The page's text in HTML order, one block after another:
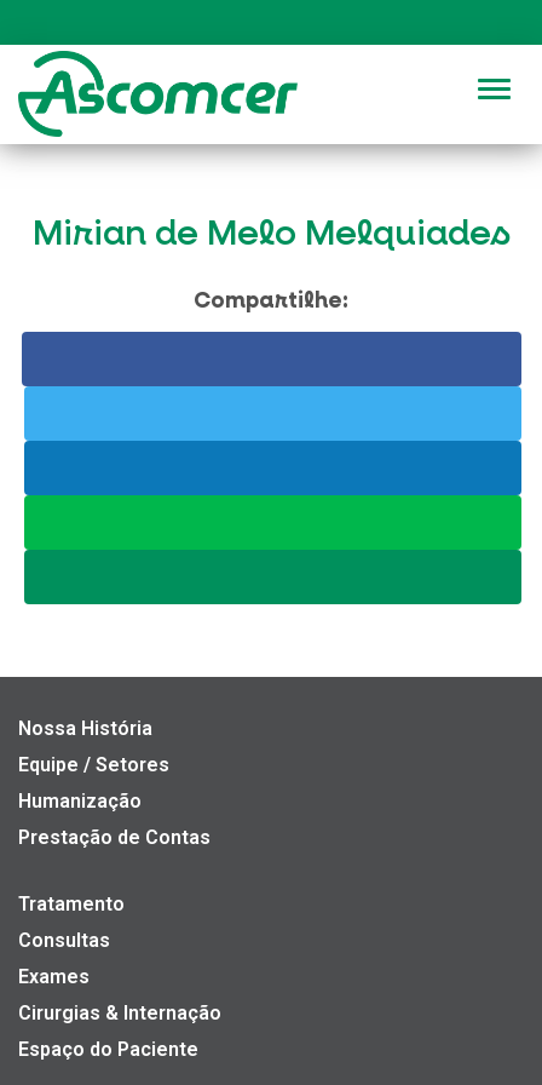
Mirian de Melo Melquiades
Compartilhe:
Nossa História
Equipe / Setores
Humanização
Prestação de Contas
Tratamento
Consultas
Exames
Cirurgias & Internação
Espaço do Paciente